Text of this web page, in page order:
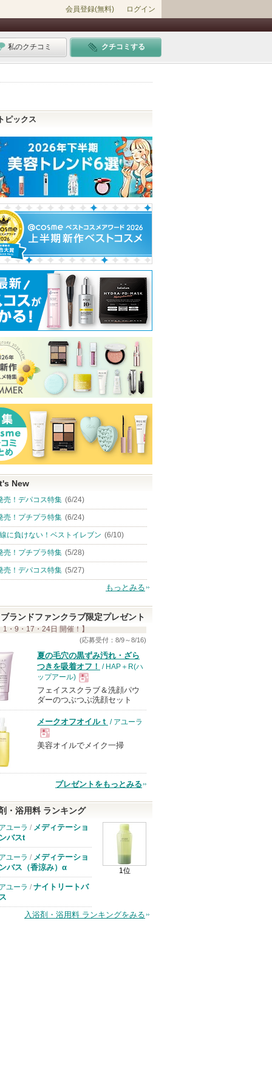
会員登録(無料) ログイン
私のクチコミ クチコミする
ピックス
New
売！デパコス特集 (6/24)
売！プチプラ特集 (6/24)
に負けない！ベストイレブン (6/10)
売！プチプラ特集 (5/28)
売！デパコス特集 (5/27)
もっとみる
ブランドファンクラブ限定プレゼント
1・9・17・24日 開催！】
(応募受付：8/9～8/16)
夏の毛穴の黒ずみ汚れ・ざら
つきを吸着オフ！ / HAP＋R(ハ
ップアール)
現
品
フェイススクラブ＆洗顔パウ
ダーのつぶつぶ洗顔セット
メークオフオイルｔ / アユーラ
現
美容オイルでメイク一掃
プレゼントをもっとみる
・浴用料 ランキング
1位
ユーラ / メディテーショ
バスt
ユーラ / メディテーショ
バス（香涼み）α
ユーラ / ナイトリートバ
入浴剤・浴用料 ランキングをみる